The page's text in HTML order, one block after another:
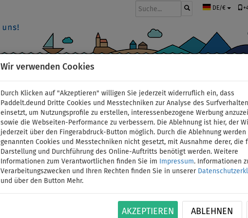
Wir verwenden Cookies
Durch Klicken auf "Akzeptieren" willigen Sie jederzeit widerruflich ein, dass
Paddelt.deund Dritte Cookies und Messtechniken zur Analyse des
einsetzt, um Nutzungsprofile zu erstellen, interessenbezogene Werbung
sowie die Webseiten-Performance zu verbessern. Die Ablehnung ist hier, der
jederzeit über den Fingerabdruck-Button möglich. Durch die Ablehnung werden
genannten Cookies und Messtechniken nicht gesetzt, mit Ausnahme derer, die
Darstellung und Durchführung des Online-Auftritts benötigt werden. Weitere
Informationen zum Verantwortlichen finden Sie im
Impressum. Informationen
Verarbeitungszwecken und Ihren Rechten finden Sie in unserer
und über den Button Mehr.
AKZEPTIEREN ABLEHNEN
DE/€
Flip Flops
Größe: S
Einfache und praktische Flip Flops mit einem
Freizeit, oder wenn Ihre Füße einfach eine